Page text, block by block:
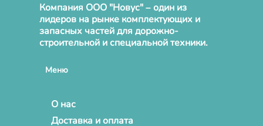
Компания ООО "Новус" – один из
лидеров на рынке комплектующих и
запасных частей для дорожно-
строительной и специальной техники.
Меню
О нас
Доставка и оплата